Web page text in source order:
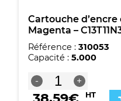
Cartouche d’encre
Magenta –
Référence : 310053
Capacité : 5.000
-
quantité
de
+
HT